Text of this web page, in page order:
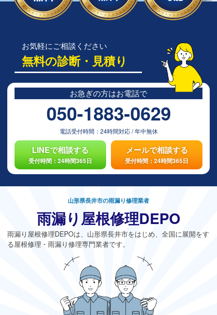
お気軽にご相談ください
無料の診断・見積り
お急ぎの方はお電話で
050-1883-0629
電話受付時間： 24時間対応/年中無休
LINEで相談する
受付時間：24時間365日
メールで相談する
受付時間：24時間365日
山形県長井市の雨漏り修理業者
雨漏り屋根修理DEPO
雨漏り屋根修理DEPOは、山形県長井市をはじめ、全国に展開をす
る屋根修理・雨漏り修理専門業者です。